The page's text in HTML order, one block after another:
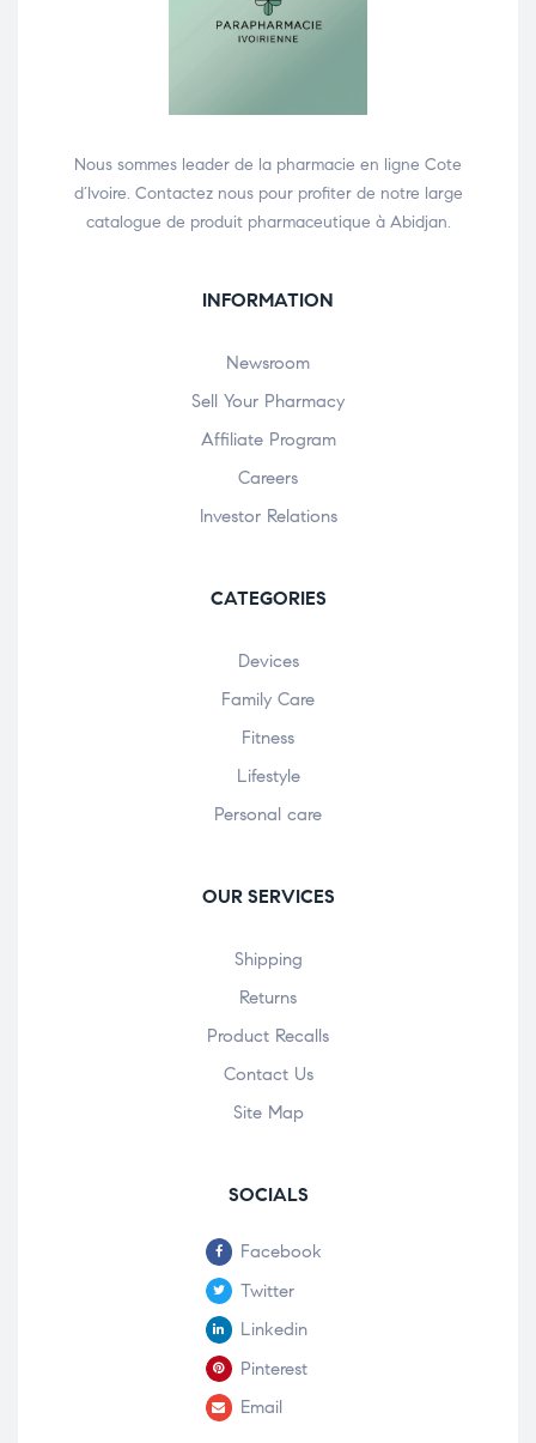
Nous sommes leader de la pharmacie en ligne Cote
d’Ivoire. Contactez nous pour profiter de notre large
catalogue de produit pharmaceutique à Abidjan.
INFORMATION
Newsroom
Sell Your Pharmacy
Affiliate Program
Careers
Investor Relations
CATEGORIES
Devices
Family Care
Fitness
Lifestyle
Personal care
OUR SERVICES
Shipping
Returns
Product Recalls
Contact Us
Site Map
SOCIALS
Facebook
Twitter
Linkedin
Pinterest
Email